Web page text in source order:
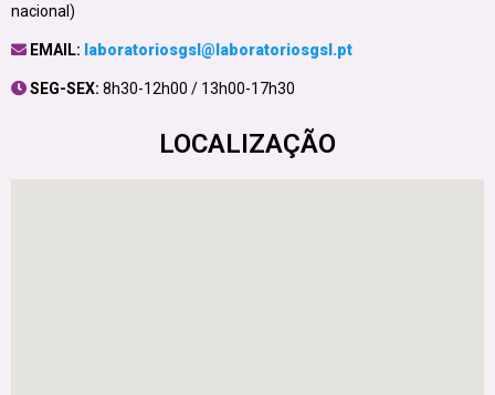
nacional)
EMAIL: laboratoriosgsl@laboratoriosgsl.pt
SEG-SEX: 8h30-12h00 / 13h00-17h30
LOCALIZAÇÃO